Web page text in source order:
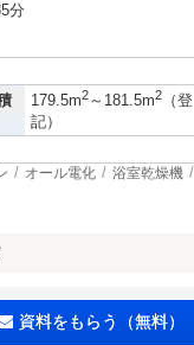
分
179.5m2～181.5m2
（登
記）
オール電化 浴室乾燥機
資料をもらう（無料）